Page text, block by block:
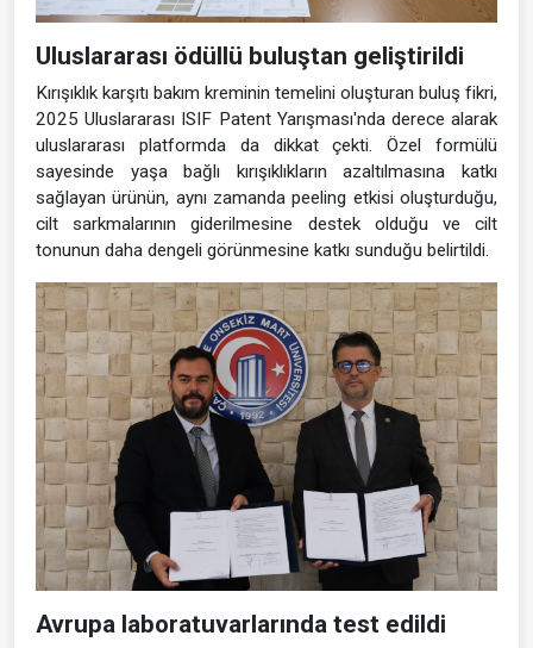
Uluslararası ödüllü buluştan geliştirildi
Kırışıklık karşıtı bakım kreminin temelini oluşturan buluş fikri,
2025 Uluslararası ISIF Patent Yarışması'nda derece alarak
uluslararası platformda da dikkat çekti. Özel formülü
sayesinde yaşa bağlı kırışıklıkların azaltılmasına katkı
sağlayan ürünün, aynı zamanda peeling etkisi oluşturduğu,
cilt sarkmalarının giderilmesine destek olduğu ve cilt
tonunun daha dengeli görünmesine katkı sunduğu belirtildi.
Avrupa laboratuvarlarında test edildi